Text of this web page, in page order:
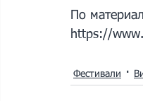
По
https://
Фестивали